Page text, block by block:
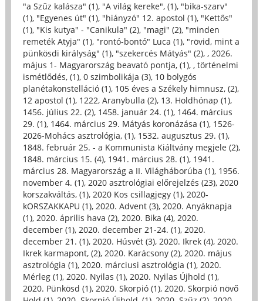
"a Szűz kalásza" (1), "A világ kereke", (1), "bika-szarv"
(1), "Egyenes út" (1), "hiányzó" 12. apostol (1), "Kettős"
(1), "Kis kutya" - "Canikula" (2), "magi" (2), "minden
remeték Atyja" (1), "rontó-bontó" Luca (1), "rövid, mint a
pünkösdi királyság" (1), "szekercés Mátyás" (2), , 2026.
május 1- Magyarország beavató pontja, (1), , történelmi
ismétlődés, (1), 0 szimbolikája (3), 10 bolygós
planétakonstelláció (1), 105 éves a Székely himnusz, (2),
12 apostol (1), 1222, Aranybulla (2), 13. Holdhónap (1),
1456. július 22. (2), 1458. január 24. (1), 1464. március
29. (1), 1464. március 29. Mátyás koronázása (1), 1526-
2026-Mohács asztrológia, (1), 1532. augusztus 29. (1),
1848. február 25. - a Kommunista Kiáltvány megjele (2),
1848. március 15. (4), 1941. március 28. (1), 1941.
március 28. Magyarország a II. Világháborúba (1), 1956.
november 4. (1), 2020 asztrológiai előrejelzés (23), 2020
korszakváltás, (1), 2020 Kos csillagjegy (1), 2020-
kORSZAKKAPU (1), 2020. Advent (3), 2020. Anyáknapja
(1), 2020. április hava (2), 2020. Bika (4), 2020.
december (1), 2020. december 21-24. (1), 2020.
december 21. (1), 2020. Húsvét (3), 2020. Ikrek (4), 2020.
Ikrek karmapont, (2), 2020. Karácsony (2), 2020. május
asztrológia (1), 2020. márciusi asztrológia (1), 2020.
Mérleg (1), 2020. Nyilas (1), 2020. Nyilas Újhold (1),
2020. Pünkösd (1), 2020. Skorpió (1), 2020. Skorpió növő